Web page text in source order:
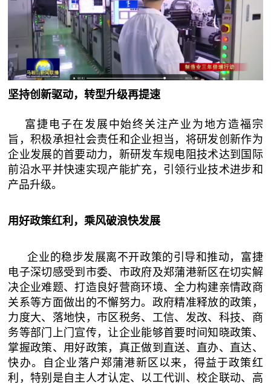
坚持创新驱动，转型升级再提速
富捷电子在发展中始终关注产业为地方造福宗
旨，积极承担社会责任和企业担当，将研发创新作为
企业发展的首要动力，新研发车规电阻技术达到国际
前沿水平并快速实现产能扩充，引领行业技术进步和
产品升级。
用好政策红利，乘风破浪快发展
企业的稳步发展离不开政策的引导和推动，富捷
电子深切感受到市委、市政府及郑蒲港新区在切实解
决企业难题、打造良好营商环境、全力构建亲情政商
关系等方面做出的不懈努力。政府精准释放的政策，
力度大、落地快，市区税务、工信、发改、科技、商
务等部门上门宣传，让企业能够首要时间知晓政策、
掌握政策、用好政策，真正做到直送、直办、直达、
快办。自企业落户郑蒲港新区以来，得益于政策红
利，特别是自主人才认定、以工代训、校企联动、高